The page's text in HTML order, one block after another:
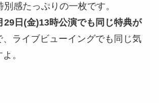
別感たっぷりの一枚です。
29日(金)13時公演でも同じ特典が
、ライブビューイングでも同じ気
。